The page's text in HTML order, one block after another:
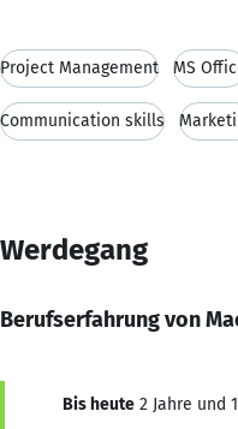
Project Management MS
Communication skills
Werdegang
Berufserfahrung von
Bis heute 2 Jahre und